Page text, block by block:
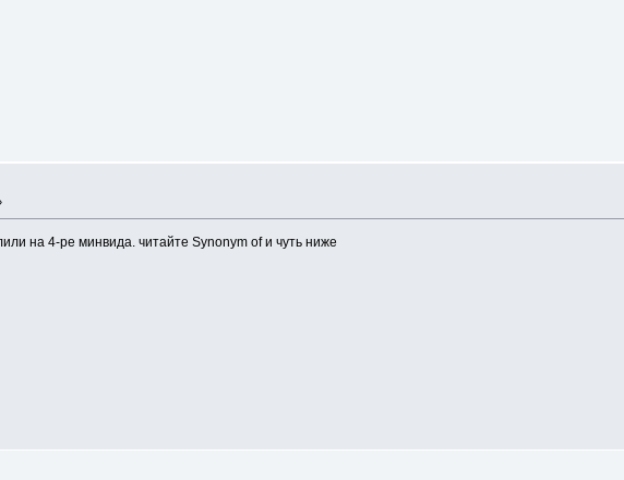
на 4-ре минвида. читайте Synonym of и чуть ниже